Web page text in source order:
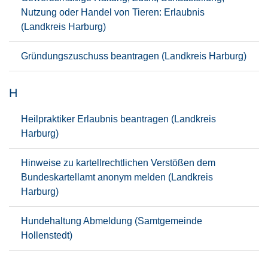
Nutzung oder Handel von Tieren: Erlaubnis
(Landkreis Harburg)
Gründungszuschuss beantragen (Landkreis Harburg)
H
Heilpraktiker Erlaubnis beantragen (Landkreis
Harburg)
Hinweise zu kartellrechtlichen Verstößen dem
Bundeskartellamt anonym melden (Landkreis
Harburg)
Hundehaltung Abmeldung (Samtgemeinde
Hollenstedt)